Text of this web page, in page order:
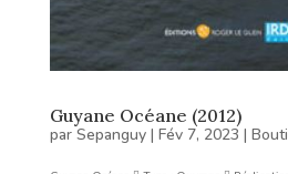
Guyane Océane (2012)
par Sepanguy| Fév 7, 2023 |